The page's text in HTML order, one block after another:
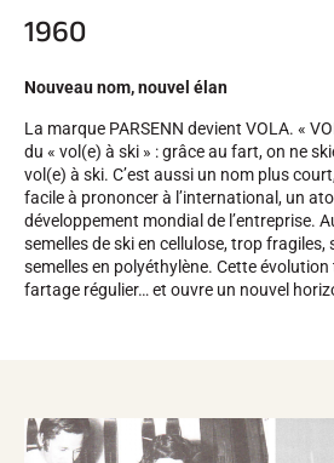
SKI DE FOND
1960
Nouveau nom, nouvel élan
La marque PARSENN devient VOLA. «
du « vol(e) à ski » : grâce au fart, on ne
vol(e) à ski. C’est aussi un nom plus
facile à prononcer à l’international, un
développement mondial de l’entreprise.
semelles de ski en cellulose, trop
semelles en polyéthylène. Cette
fartage régulier… et ouvre un nouvel